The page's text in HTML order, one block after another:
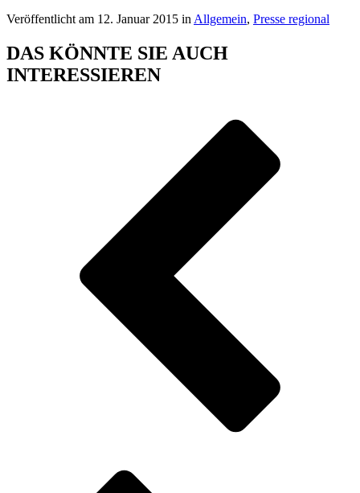
Veröffentlicht am 12. Januar 2015 in Allgemein, Presse regional
DAS KÖNNTE SIE AUCH
INTERESSIEREN